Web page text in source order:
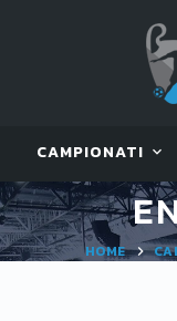
CAMPIONATI
HOME